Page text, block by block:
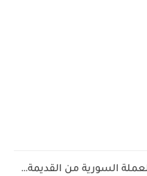
رابط تحويل العملة السورية من القديمة إلى الجديدة 2026